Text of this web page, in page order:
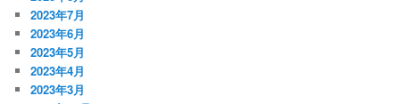
2023年7月
2023年6月
2023年5月
2023年4月
2023年3月